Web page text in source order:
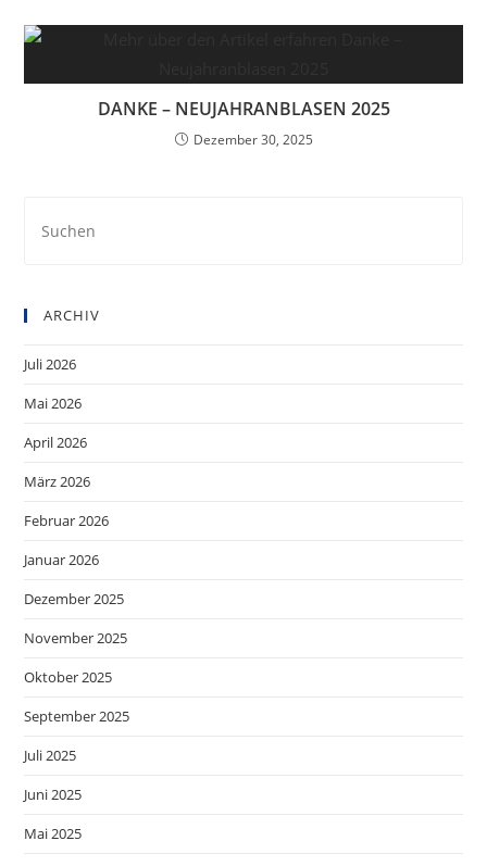
DANKE – NEUJAHRANBLASEN 2025
Dezember 30, 2025
ARCHIV
Juli 2026
Mai 2026
April 2026
März 2026
Februar 2026
Januar 2026
Dezember 2025
November 2025
Oktober 2025
September 2025
Juli 2025
Juni 2025
Mai 2025